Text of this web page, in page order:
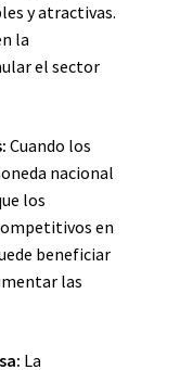
y atractivas.
la
el sector
Cuando los
nacional
los
en
beneficiar
las
La